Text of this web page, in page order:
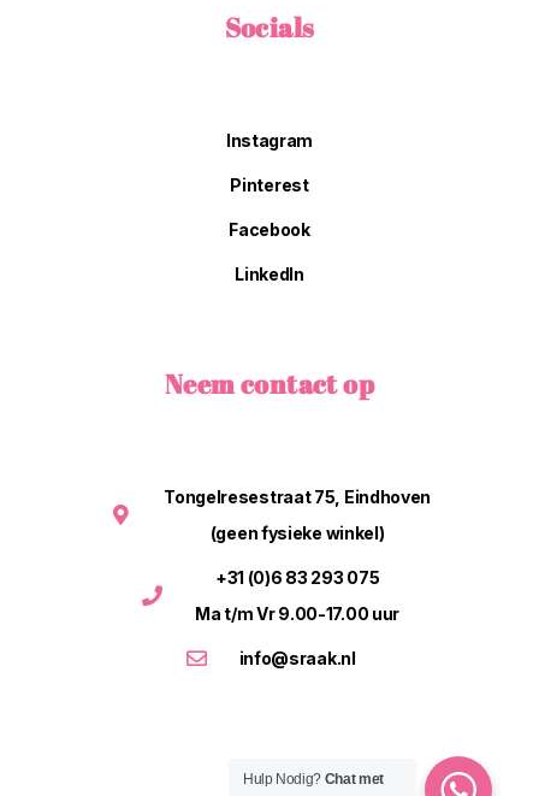
Socials
Instagram
Pinterest
Facebook
LinkedIn
Neem contact op
Tongelresestraat 75, Eindhoven
(geen fysieke winkel)
+31 (0)6 83 293 075
Ma t/m Vr 9.00-17.00 uur
info@sraak.nl
Hulp Nodig? Chat met